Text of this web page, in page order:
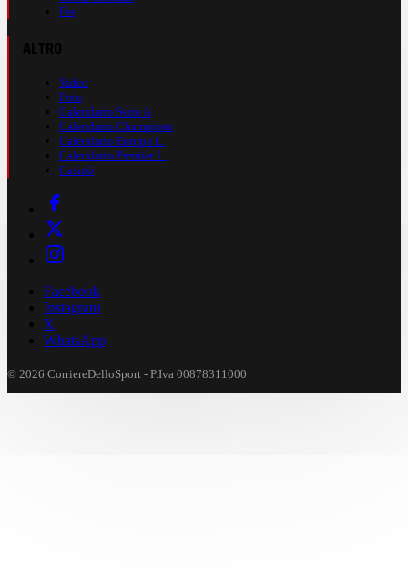
Faq
Video
Foto
Calendario Serie A
Calendario Champions
Calendario Europa L.
Calendario Premier L.
Casinò
Facebook
Instagram
X
WhatsApp
© 2026 CorriereDelloSport - P.Iva 00878311000